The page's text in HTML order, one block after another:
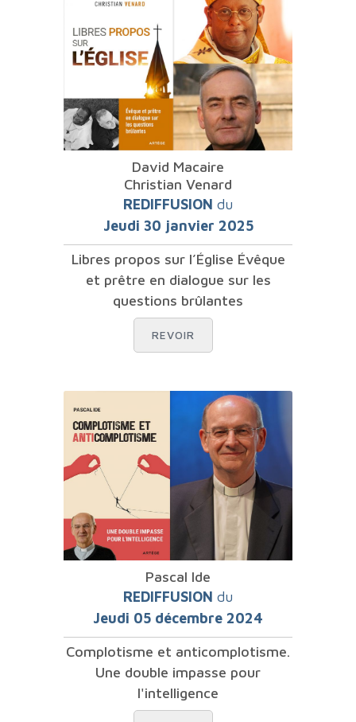
David Macaire
Christian Venard
REDIFFUSION du
Jeudi 30 janvier 2025
Libres propos sur l’Église Évêque
et prêtre en dialogue sur les
questions brûlantes
REVOIR
Pascal Ide
REDIFFUSION du
Jeudi 05 décembre 2024
Complotisme et anticomplotisme.
Une double impasse pour
l'intelligence